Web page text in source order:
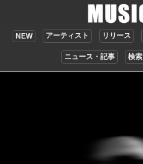
NEW アーティスト リリース
ニュース・記事 検索